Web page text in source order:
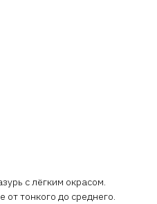
с лёгким окрасом.
от тонкого до среднего.